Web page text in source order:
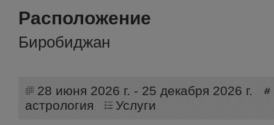
Расположение
Биробиджан
28 июня 2026 г. - 25 декабря 2026 г.
астрология
Услуги